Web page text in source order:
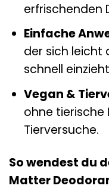
erfrischenden
Einfache
der sich leicht
schnell
Vegan &
ohne
Tierversuche.
So wendest du
Matter